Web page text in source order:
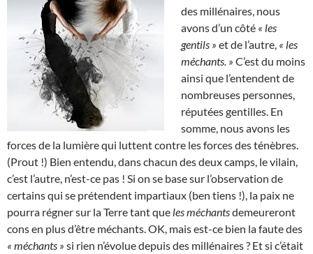
des millénaires, nous
avons d’un côté « les
gentils » et de l’autre, « les
méchants. » C’est du moins
ainsi que l’entendent de
nombreuses personnes,
réputées gentilles. En
somme, nous avons les
forces de la lumière qui luttent contre les forces des ténèbres.
(Prout !) Bien entendu, dans chacun des deux camps, le vilain,
c’est l’autre, n’est-ce pas ! Si on se base sur l’observation de
certains qui se prétendent impartiaux (ben tiens !), la paix ne
pourra régner sur la Terre tant que les méchantsdemeureront
cons en plus d’être méchants. OK, mais est-ce bien la faute des
« méchants » si rien n’évolue depuis des millénaires ? Et si c’était